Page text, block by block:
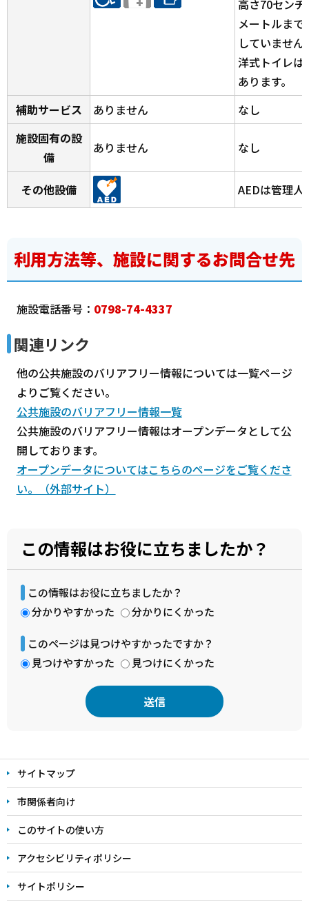
高さ70セン
メートルま
していません
洋式トイレは
あります。
補助サービス
ありません
なし
施設固有の設
備
ありません なし
その他設備 AEDは管理人
利用方法等、施設に関するお問合せ先
施設電話番号： 0798-74-4337
関連リンク
他の公共施設のバリアフリー情報については一覧ページ
よりご覧ください。
公共施設のバリアフリー情報一覧
公共施設のバリアフリー情報はオープンデータとして公
開しております。
オープンデータについてはこちらのページをご覧くださ
い。（外部サイト）
この情報はお役に立ちましたか？
この情報はお役に立ちましたか？
分かりやすかった
分かりにくかった
このページは見つけやすかったですか？
見つけやすかった
見つけにくかった
文
こ
こ
ま
で
サイトマップ
市関係者向け
このサイトの使い方
アクセシビリティポリシー
サイトポリシー